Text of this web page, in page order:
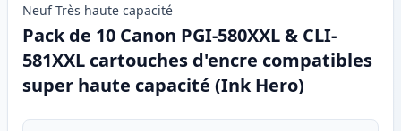
Neuf Très haute capacité
Pack de 10 Canon PGI-580XXL & CLI-
581XXL cartouches d'encre compatibles
super haute capacité (Ink Hero)